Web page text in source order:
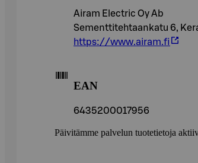
Airam Electric Oy Ab
Sementtitehtaankatu 6,
https://www.airam.fi
EAN
6435200017956
Päivitämme palvelun tuotetietoja